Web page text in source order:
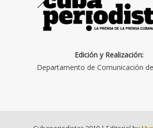
Edición y Realización:
Departamento de Comunicación